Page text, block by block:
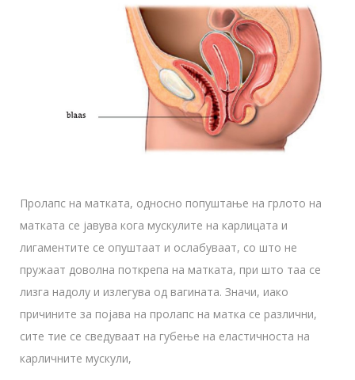
Пролапс на матката, односно попуштање на грлото на
матката се јавува кога мускулите на карлицата и
лигаментите се опуштаат и ослабуваат, со што не
пружаат доволна поткрепа на матката, при што таа се
лизга надолу и излегува од вагината. Значи, иако
причините за појава на пролапс на матка се различни,
сите тие се сведуваат на губење на еластичноста на
карличните мускули,